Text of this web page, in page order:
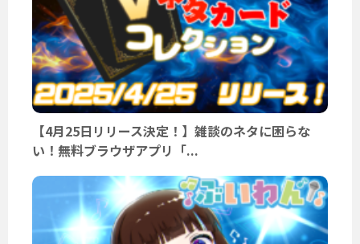
【4月25日リリース決定！】雑談のネタに困らな
い！無料ブラウザアプリ「...